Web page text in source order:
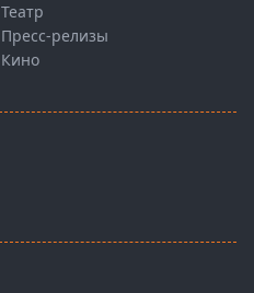
Театр
Пресс-релизы
Кино